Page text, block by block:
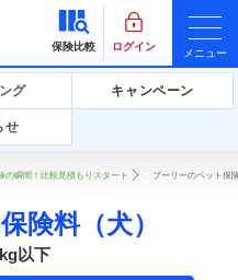
保険比較 ログイン
メニュー
グ キャンペーン
せ
の瞬間！比較見積もりスタート プーリーのペット保
険料（犬）
以下